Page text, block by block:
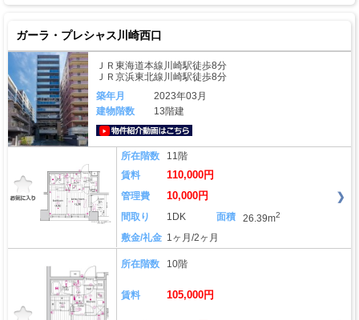
ガーラ・プレシャス川崎西口
ＪＲ東海道本線川崎駅徒歩8分
ＪＲ京浜東北線川崎駅徒歩8分
築年月
2023年03月
建物階数
13階建
所在階数
11階
賃料
110,000円
管理費 10,000円
間取り 1DK 面積 26.39m2
敷金/礼金 1ヶ月/2ヶ月
所在階数 10階
賃料 105,000円